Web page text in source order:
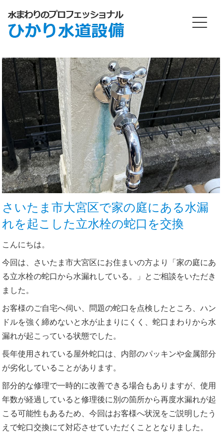
さいたま市大宮区で家の庭にある水漏
れを起こした立水栓の蛇口を交換
こんにちは。
今回は、さいたま市大宮区にお住まいの方より「家の庭にあ
る立水栓の蛇口から水漏れしている。」とご相談をいただき
ました。
お客様のご自宅へ伺い、問題の蛇口を点検したところ、ハン
ドルを強く締めないと水が止まりにくく、蛇口まわりから水
漏れが起こっている状態でした。
長年使用されている屋外蛇口は、内部のパッキンや金属部分
が劣化していることがあります。
部分的な修理で一時的に改善できる場合もありますが、使用
年数が経過していると修理後に別の箇所から再度水漏れが起
こる可能性もあるため、今回はお客様へ状況をご説明したう
えで蛇口交換にて対応させていただくこととなりました。